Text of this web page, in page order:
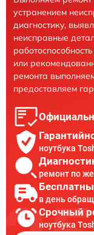
устранением
диагностику,
неисправные
или
ремонта
предоставляем
ноутбука
ремонт по
в день
Срочный
ноутбука